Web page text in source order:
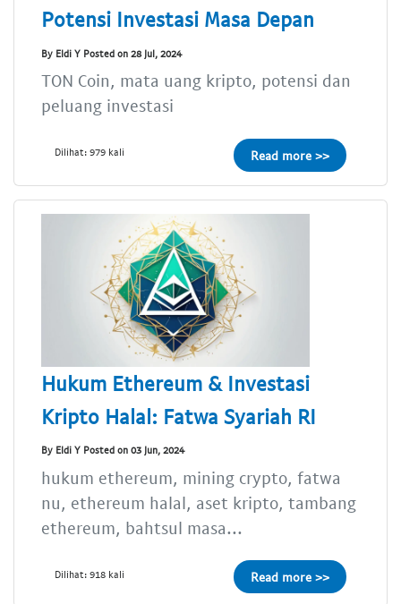
Potensi Investasi Masa Depan
By Eldi Y Posted on 28 Jul, 2024
TON Coin, mata uang kripto, potensi dan
peluang investasi
Dilihat: 979 kali Read more >>
Hukum Ethereum & Investasi
Kripto Halal: Fatwa Syariah RI
By Eldi Y Posted on 03 Jun, 2024
hukum ethereum, mining crypto, fatwa
nu, ethereum halal, aset kripto, tambang
ethereum, bahtsul masa...
Dilihat: 918 kali Read more >>